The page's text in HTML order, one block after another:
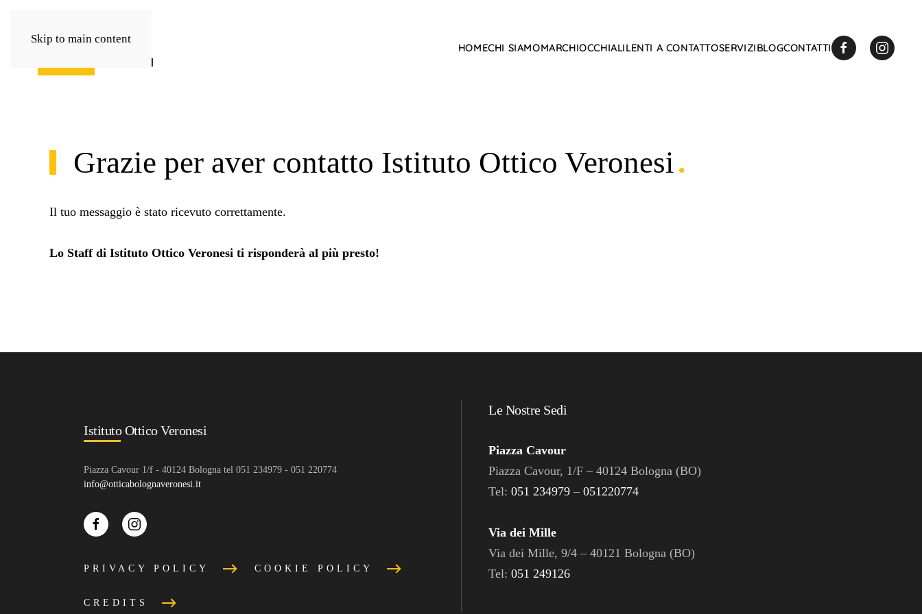
Skip to main content
HOMECHI SIAMOMARCHIOCCHIALILENTI A CONTATTOSERVIZIBLOGCONTATTI
Grazie per aver contatto Istituto Ottico Veronesi
Il tuo messaggio è stato ricevuto correttamente.
Lo Staff di Istituto Ottico Veronesi ti risponderà al più presto!
Istituto Ottico Veronesi
Piazza Cavour 1/f - 40124 Bologna tel 051 234979 - 051 220774
info@otticabolognaveronesi.it
PRIVACY POLICY COOKIE POLICY
CREDITS
Le Nostre Sedi
Piazza Cavour
Piazza Cavour, 1/F – 40124 Bologna (BO)
Tel: 051 234979 – 051220774
Via dei Mille
Via dei Mille, 9/4 – 40121 Bologna (BO)
Tel: 051 249126